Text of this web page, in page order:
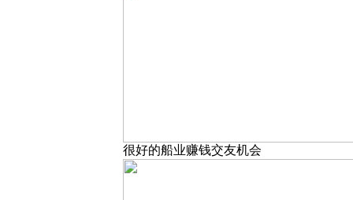
很好的船业赚钱交友机会